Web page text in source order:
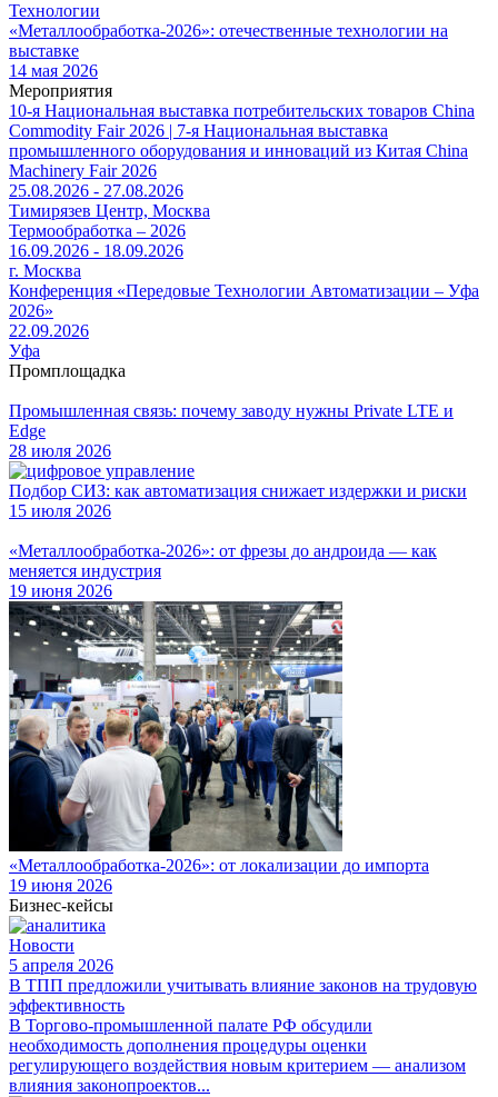
Технологии
«Металлообработка-2026»: отечественные технологии на
выставке
14 мая 2026
Мероприятия
10-я Национальная выставка потребительских товаров China
Commodity Fair 2026 | 7-я Национальная выставка
промышленного оборудования и инноваций из Китая China
Machinery Fair 2026
25.08.2026 - 27.08.2026
Тимирязев Центр, Москва
Термообработка – 2026
16.09.2026 - 18.09.2026
г. Москва
Конференция «Передовые Технологии Автоматизации – Уфа
2026»
22.09.2026
Уфа
Промплощадка
Промышленная связь: почему заводу нужны Private LTE и
Edge
28 июля 2026
Подбор СИЗ: как автоматизация снижает издержки и риски
15 июля 2026
«Металлообработка-2026»: от фрезы до андроида — как
меняется индустрия
19 июня 2026
«Металлообработка-2026»: от локализации до импорта
19 июня 2026
Бизнес-кейсы
Новости
5 апреля 2026
В ТПП предложили учитывать влияние законов на трудовую
эффективность
В Торгово-промышленной палате РФ обсудили
необходимость дополнения процедуры оценки
регулирующего воздействия новым критерием — анализом
влияния законопроектов...